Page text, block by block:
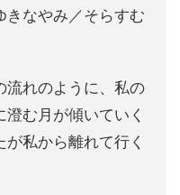
きなやみ／そらすむ
流れのように、私の
む月が傾いていく
私から離れて行く